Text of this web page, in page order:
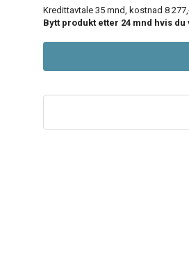
Kredittavtale 35 mnd, kostnad 8
Bytt produkt etter 24 mnd hvis du